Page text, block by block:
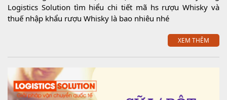
Logistics Solution tìm hiểu chi tiết mã hs rượu Whisky và
thuế nhập khẩu rượu Whisky là bao nhiêu nhé
XEM THÊM